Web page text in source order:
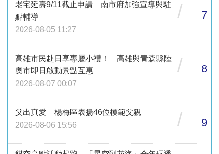
老宅延壽9/11截止申請 南市府加強宣導與駐
點輔導
2026-08-05 11:27
/ 7
高雄市民赴日享專屬小禮！ 高雄與青森縣陸
奧市即日啟動景點互惠
2026-08-07 00:07
/ 8
父出真愛 楊梅區表揚46位模範父親
2026-08-06 15:56
/ 9